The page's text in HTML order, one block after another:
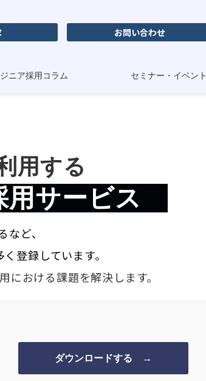
お問い合わせ
ニア採用コラム セミナー・イベント
用する
用サービス
ど、
登録しています。
おける課題を解決します。
ダウンロードする →